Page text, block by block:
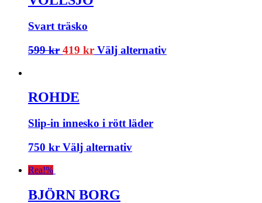
Svart träsko
599kr 419 kr Välj alternativ
ROHDE
Slip-in innesko i rött läder
750 kr Välj alternativ
Rea!%
BJÖRN BORG